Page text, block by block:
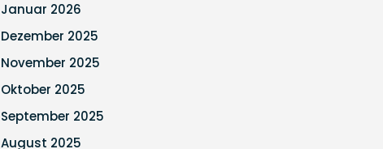
Januar 2026
Dezember 2025
November 2025
Oktober 2025
September 2025
August 2025